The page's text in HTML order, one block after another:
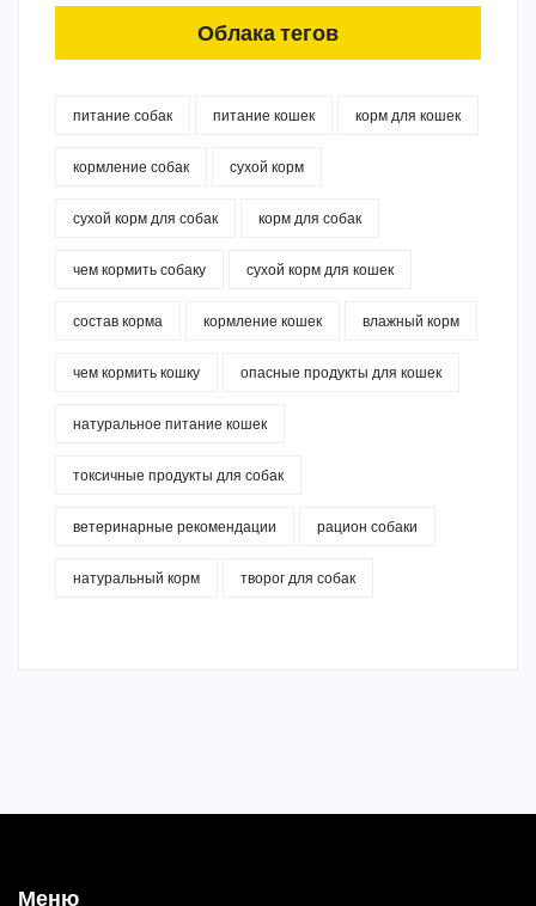
Облака тегов
питание собак питание кошек корм для кошек
кормление собак сухой корм
сухой корм для собак корм для собак
чем кормить собаку сухой корм для кошек
состав корма кормление кошек влажный корм
чем кормить кошку опасные продукты для кошек
натуральное питание кошек
токсичные продукты для собак
ветеринарные рекомендации рацион собаки
натуральный корм творог для собак
Меню